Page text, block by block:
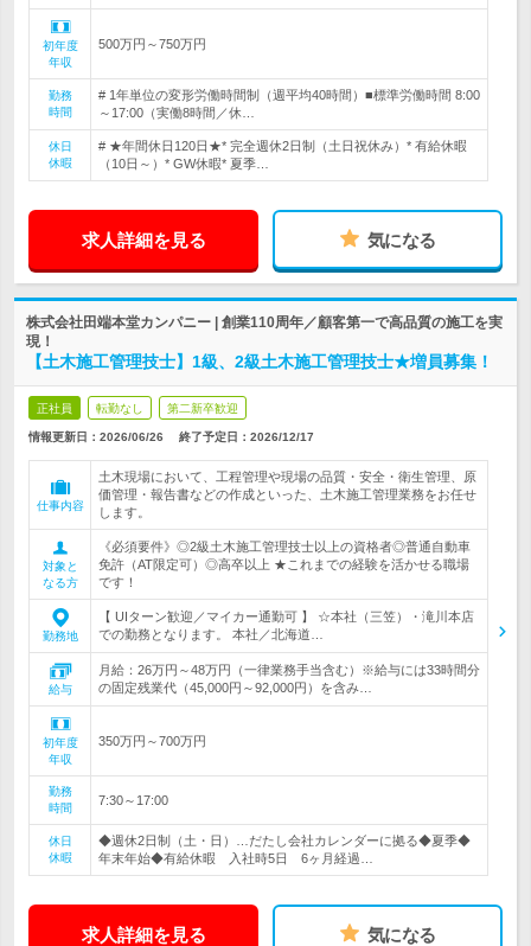
初年度
年収
500万円～750万円
勤務
時間
# 1年単位の変形労働時間制（週平均40時間）■標準労働時間 8:00
～17:00（実働8時間／休…
休日
休暇
# ★年間休日120日★* 完全週休2日制（土日祝休み）* 有給休暇
（10日～）* GW休暇* 夏季…
求人詳細を見る 気になる
株式会社田端本堂カンパニー | 創業110周年／顧客第一で高品質の施工を実
現！
【土木施工管理技士】1級、2級土木施工管理技士★増員募集！
正社員 転勤なし 第二新卒歓迎
情報更新日：2026/06/26 終了予定日： 2026/12/17
仕事内容
土木現場において、工程管理や現場の品質・安全・衛生管理、原
価管理・報告書などの作成といった、土木施工管理業務をお任せ
します。
対象と
なる方
《必須要件》◎2級土木施工管理技士以上の資格者◎普通自動車
免許（AT限定可）◎高卒以上 ★これまでの経験を活かせる職場
です！
勤務地
【 UIターン歓迎／マイカー通勤可 】 ☆本社（三笠）・滝川本店
での勤務となります。 本社／北海道…
給与
月給：26万円～48万円（一律業務手当含む）※給与には33時間分
の固定残業代（45,000円～92,000円）を含み…
初年度
年収
350万円～700万円
勤務
時間
7:30～17:00
休日
休暇
◆週休2日制（土・日）…だたし会社カレンダーに拠る◆夏季◆
年末年始◆有給休暇 入社時5日 6ヶ月経過…
求人詳細を見る 気になる